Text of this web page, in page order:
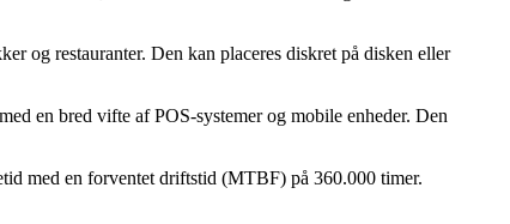
og restauranter. Den kan placeres diskret på disken eller
en bred vifte af POS-systemer og mobile enheder. Den
med en forventet driftstid (MTBF) på 360.000 timer.